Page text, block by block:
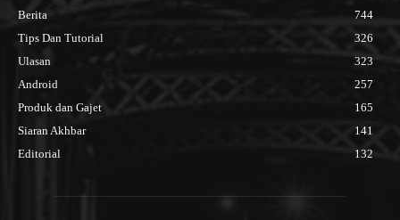
Berita
744
Tips Dan Tutorial
326
Ulasan
323
Android
257
Produk dan Gajet
165
Siaran Akhbar
141
Editorial
132